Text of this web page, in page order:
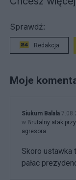
Sprawdź:
Redakcja
Moje
Siukum Balala
w Brutalny atak
agresora
Skoro ustawka
pałac